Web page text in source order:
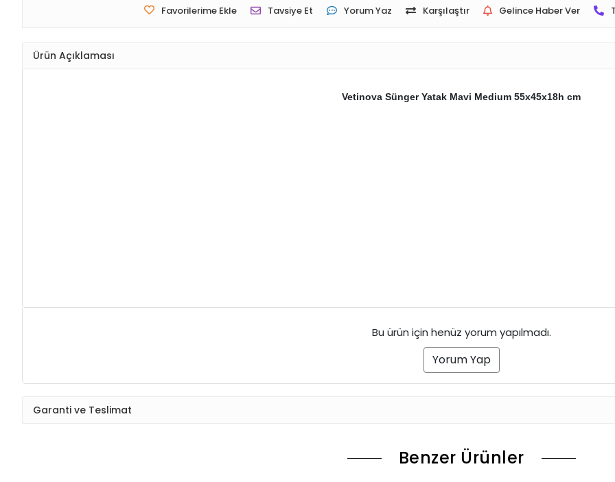
Favorilerime Ekle Tavsiye Et Yorum Yaz Karşılaştır Gelince Haber Ver
Ürün Açıklaması
Vetinova Sünger Yatak Mavi Medium 55x45x18h cm
Bu ürün için henüz yorum yapılmadı.
Yorum Yap
Garanti ve Teslimat
Benzer Ürünler